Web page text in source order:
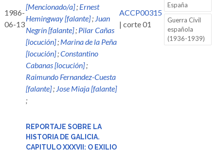
1986-
06-13
[Mencionado/a]; Ernest
Hemingway [falante]; Juan
Negrín [falante]; Pilar Cañas
[locución]; Marina de la Peña
[locución];Constantino
Cabanas [locución];
Raimundo Fernandez-Cuesta
[falante]; Jose Miaja [falante]
;
ACCP00315
| corte 01
España
Guerra Civil
española
(1936-1939)
REPORTAJE SOBRE LA
HISTORIA DE GALICIA.
CAPITULO XXXVII: O EXILIO